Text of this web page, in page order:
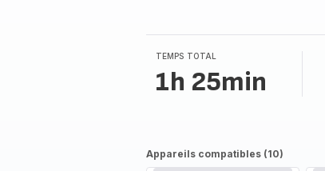
TEMPS TOTAL
1h 25min
Appareils compatibles (10)